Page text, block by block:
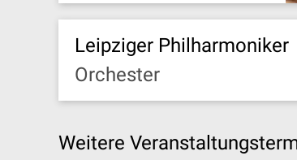
Leipziger Philharmoniker
Orchester
Weitere